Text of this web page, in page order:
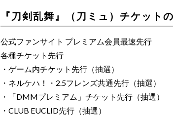
『刀剣乱舞』（刀ミュ）チケット
公式ファンサイト プレミアム会員最速先行
各種チケット先行
・ゲーム内チケット先行（抽選）
・ネルケハ！・2.5フレンズ共通先行（抽選）
・「DMMプレミアム」チケット先行（抽選）
・CLUB EUCLID先行（抽選）